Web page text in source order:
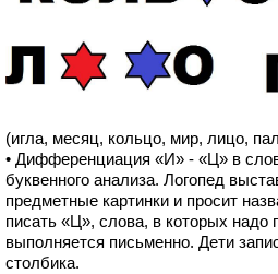
(игла, месяц, кольцо, мир, лицо,
• Дифференциация «И» - «Ц» в
буквенного анализа. Логопед
предметные картинки и просит
писать «Ц», слова, в которых надо
выполняется письменно. Дети
столбика.